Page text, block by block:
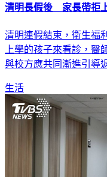
清明長假後 家長帶拒
清明連假結束，衛生福
上學的孩子來看診，
與校方應共同漸進引導
生活